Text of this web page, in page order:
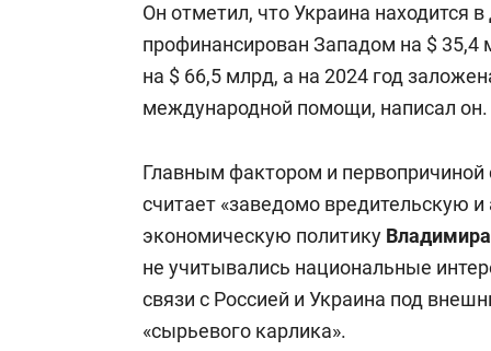
Он отметил, что Украина находится
профинансирован Западом на $
на $ 66,5 млрд, а на 2024 год
международной помощи, написал он.
Главным фактором и
считает «заведомо вредительскую
экономическую политику
не учитывались национальные
связи с Россией и Украина под
«сырьевого карлика».